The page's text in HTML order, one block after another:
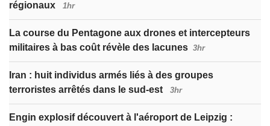
régionaux
1hr
La course du Pentagone aux drones et intercepteurs
militaires à bas coût révèle des lacunes 3hr
Iran : huit individus armés liés à des groupes
terroristes arrêtés dans le sud-est
3hr
Engin explosif découvert à l'aéroport de Leipzig :